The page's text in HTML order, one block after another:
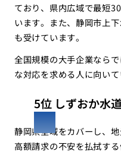
ており、県内広域で最短
います。また、静岡市上
も受けています。
全国規模の大手企業なら
な対応を求める人に向いて
5位 しずおか水
静岡県全域をカバーし、
高額請求の不安を払拭す